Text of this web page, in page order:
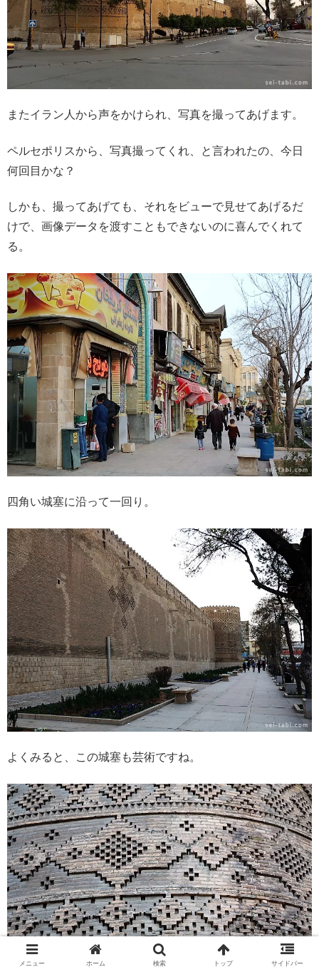
またイラン人から声をかけられ、写真を撮ってあげます。
ペルセポリスから、写真撮ってくれ、と言われたの、今日
何回目かな？
しかも、撮ってあげても、それをビューで見せてあげるだ
けで、画像データを渡すこともできないのに喜んでくれて
る。
四角い城塞に沿って一回り。
よくみると、この城塞も芸術ですね。
メニュー ホーム 検索 トップ サイドバー